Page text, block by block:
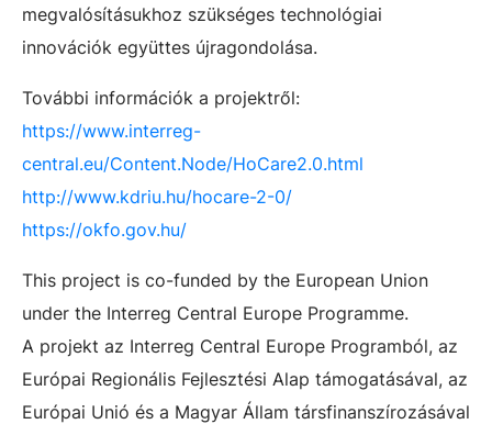
megvalósításukhoz szükséges technológiai
innovációk együttes újragondolása.
További információk a projektről:
https://www.interreg-
central.eu/Content.Node/HoCare2.0.html
http://www.kdriu.hu/hocare-2-0/
https://okfo.gov.hu/
This project is co-funded by the European Union
under the Interreg Central Europe Programme.
A projekt az Interreg Central Europe Programból, az
Európai Regionális Fejlesztési Alap támogatásával, az
Európai Unió és a Magyar Állam társfinanszírozásával